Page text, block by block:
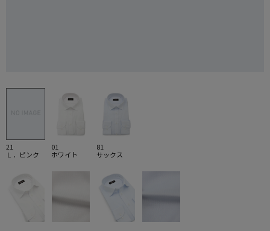
21
Ｌ．ピンク
01
ホワイト
81
サックス